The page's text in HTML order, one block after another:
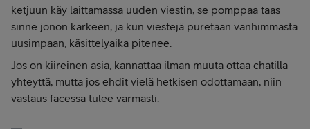
ketjuun käy laittamassa uuden viestin, se pomppaa taas
sinne jonon kärkeen, ja kun viestejä puretaan vanhimmasta
uusimpaan, käsittelyaika pitenee.
Jos on kiireinen asia, kannattaa ilman muuta ottaa chatilla
yhteyttä, mutta jos ehdit vielä hetkisen odottamaan, niin
vastaus facessa tulee varmasti.